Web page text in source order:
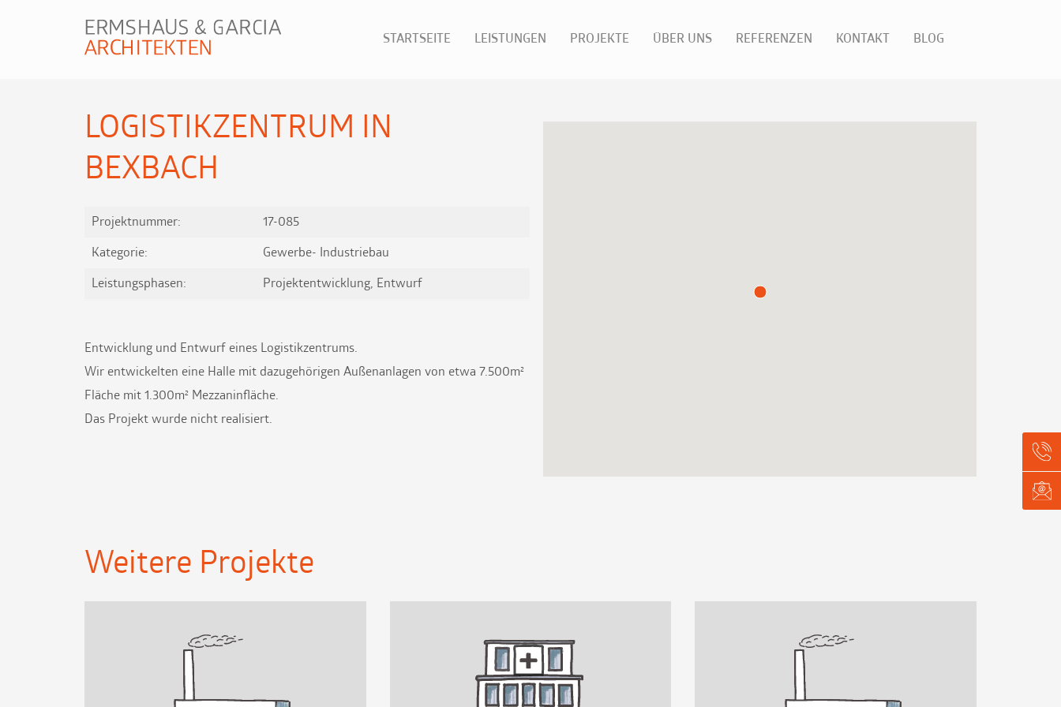
STARTSEITE LEISTUNGEN PROJEKTE ÜBER UNS REFERENZEN KONTAKT BLOG
LOGISTIKZENTRUM IN
BEXBACH
Projektnummer: 17-085
Kategorie: Gewerbe- Industriebau
Leistungsphasen: Projektentwicklung, Entwurf
Entwicklung und Entwurf eines Logistikzentrums.
Wir entwickelten eine Halle mit dazugehörigen Außenanlagen von etwa 7.500m²
Fläche mit 1.300m² Mezzaninfläche.
Das Projekt wurde nicht realisiert.
Weitere Projekte